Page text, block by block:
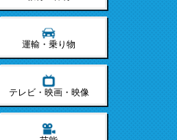
運輸・乗り物
テレビ・映画・映像